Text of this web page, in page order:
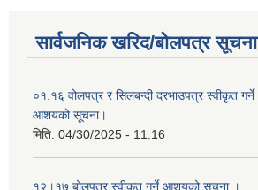
सार्वजनिक खरिद/बोलपत्र सूचना
०१.१६ वोलपत्र र सिलबन्दी दरभाउपत्र स्वीकृत गर्ने
आशयको सूचना।
मिति: 04/30/2025 - 11:16
१२।१७ बोलपत्र स्वीकृत गर्ने आशयको सूचना ।